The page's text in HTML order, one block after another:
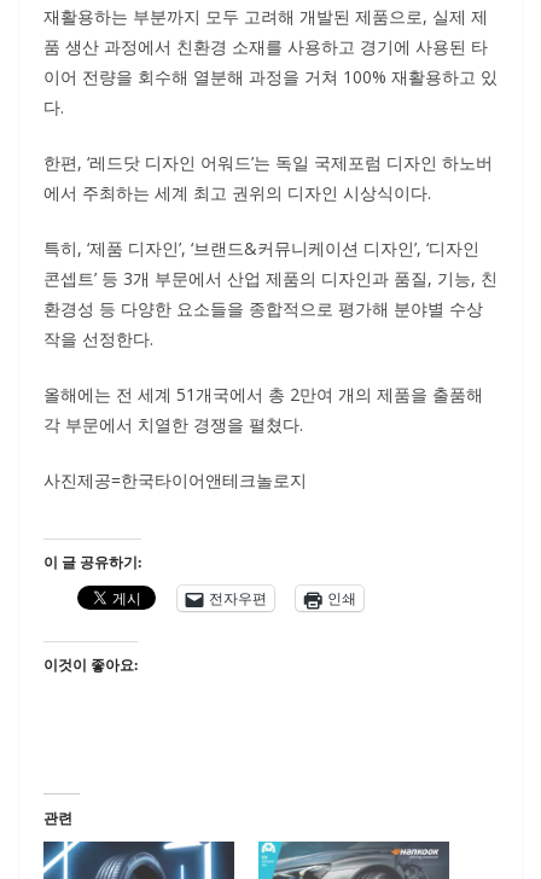
재활용하는 부분까지 모두 고려해 개발된 제품으로, 실제 제
품 생산 과정에서 친환경 소재를 사용하고 경기에 사용된 타
이어 전량을 회수해 열분해 과정을 거쳐 100% 재활용하고 있
다.
한편, ‘레드닷 디자인 어워드’는 독일 국제포럼 디자인 하노버
에서 주최하는 세계 최고 권위의 디자인 시상식이다.
특히, ‘제품 디자인’, ‘브랜드&커뮤니케이션 디자인’, ‘디자인
콘셉트’ 등 3개 부문에서 산업 제품의 디자인과 품질, 기능, 친
환경성 등 다양한 요소들을 종합적으로 평가해 분야별 수상
작을 선정한다.
올해에는 전 세계 51개국에서 총 2만여 개의 제품을 출품해
각 부문에서 치열한 경쟁을 펼쳤다.
사진제공=한국타이어앤테크놀로지
이 글 공유하기:
전자우편
인쇄
이것이 좋아요:
관련